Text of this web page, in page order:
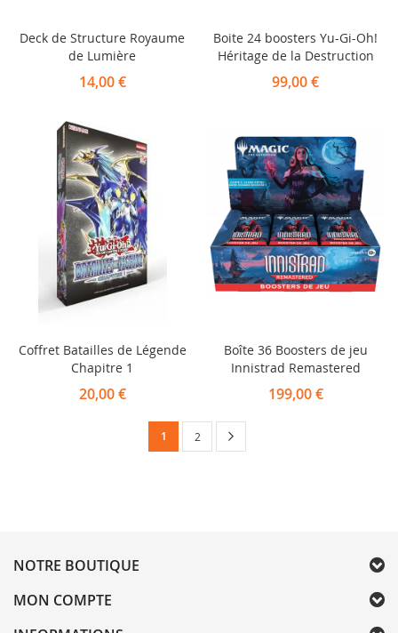
Deck de Structure Royaume
de Lumière
14,00 €
Boite 24 boosters Yu-Gi-Oh!
Héritage de la Destruction
99,00 €
Coffret Batailles de Légende
Chapitre 1
20,00 €
Boîte 36 Boosters de jeu
Innistrad Remastered
199,00 €
Page
Vous
1 Page
2
NOTRE BOUTIQUE
MON COMPTE